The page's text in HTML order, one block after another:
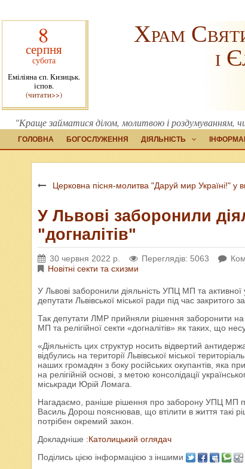
8
серпня
субота
Еміліяна єп. Кизицьк.
іспов.
(читати>>)
Храм
і
"Краще займатися ділом, молитвою і роздумуванням,
ГОЛОВНА БОГОСЛУЖЕННЯ ДІЯЛЬНІСТЬ
Церковна пісня-молитва "Даруй мир Україні!" у
У Львові заборонили
"догналітів"
30 червня 2022 р. Переглядів: 5063
Новітні секти та схизми
У Львові заборонили діяльність УПЦ МП та активної
депутати Львівської міської ради під час
Так депутати ЛМР прийняли рішення заборонити на
МП та релігійної секти «догналітів» як таких, що
«Діяльність цих структур носить відвертий
відбулись на території Львівської міської
наших громадян з боку російських окупантів, яка
на релігійній основі, з метою консолідації
міськради Юрій Ломага.
Нагадаємо, раніше рішення про заборону УПЦ МП
Василь Дорош пояснював, що втілити в життя такі
потрібен окремий закон.
Докладніше :Католицький оглядач
Поділись цією інформацією з іншими